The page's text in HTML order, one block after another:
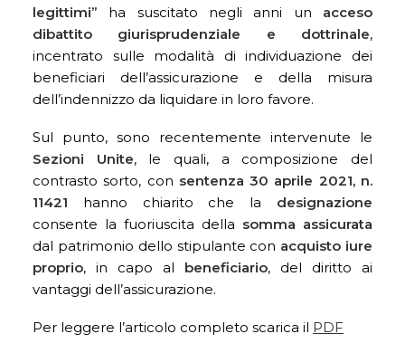
legittimi” ha suscitato negli anni un acceso
dibattito giurisprudenziale e dottrinale,
incentrato sulle modalità di individuazione dei
beneficiari dell’assicurazione e della misura
dell’indennizzo da liquidare in loro favore.
Sul punto, sono recentemente intervenute le
Sezioni Unite, le quali, a composizione del
contrasto sorto, con sentenza 30 aprile 2021, n.
11421 hanno chiarito che la designazione
consente la fuoriuscita della somma assicurata
dal patrimonio dello stipulante con acquisto iure
proprio, in capo al beneficiario, del diritto ai
vantaggi dell’assicurazione.
Per leggere l’articolo completo scarica il PDF